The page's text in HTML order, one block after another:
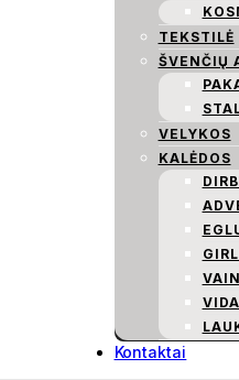
TEKSTILĖ
ŠVENČIŲ
VELYKOS
KALĖDOS
Kontaktai